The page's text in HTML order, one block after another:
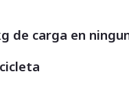
de carga en